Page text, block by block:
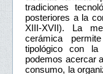
tradiciones
posteriores a la
XIII-XVII). La
cerámica
tipológico con la
podemos acercar
consumo, la